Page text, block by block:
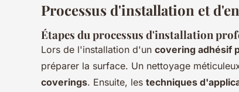
Processus d'installation et
Étapes du processus d'installation
Lors de l'installation d'un covering adhésif
préparer la surface. Un nettoyage
coverings. Ensuite, les techniques